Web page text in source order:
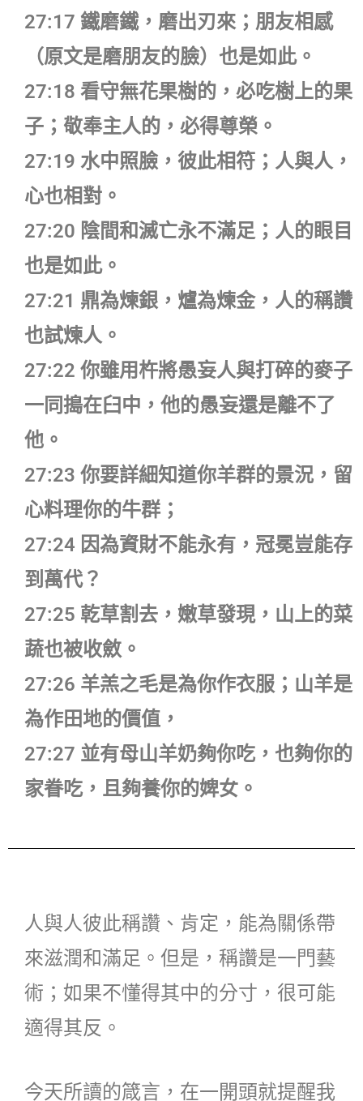
27:17 鐵磨鐵，磨出刃來；朋友相感
（原文是磨朋友的臉）也是如此。
27:18 看守無花果樹的，必吃樹上的果
子；敬奉主人的，必得尊榮。
27:19 水中照臉，彼此相符；人與人，
心也相對。
27:20 陰間和滅亡永不滿足；人的眼目
也是如此。
27:21 鼎為煉銀，爐為煉金，人的稱讚
也試煉人。
27:22 你雖用杵將愚妄人與打碎的麥子
一同搗在臼中，他的愚妄還是離不了
他。
27:23 你要詳細知道你羊群的景況，留
心料理你的牛群；
27:24 因為資財不能永有，冠冕豈能存
到萬代？
27:25 乾草割去，嫩草發現，山上的菜
蔬也被收斂。
27:26 羊羔之毛是為你作衣服；山羊是
為作田地的價值，
27:27 並有母山羊奶夠你吃，也夠你的
家眷吃，且夠養你的婢女。
人與人彼此稱讚、肯定，能為關係帶
來滋潤和滿足。但是，稱讚是一門藝
術；如果不懂得其中的分寸，很可能
適得其反。
今天所讀的箴言，在一開頭就提醒我